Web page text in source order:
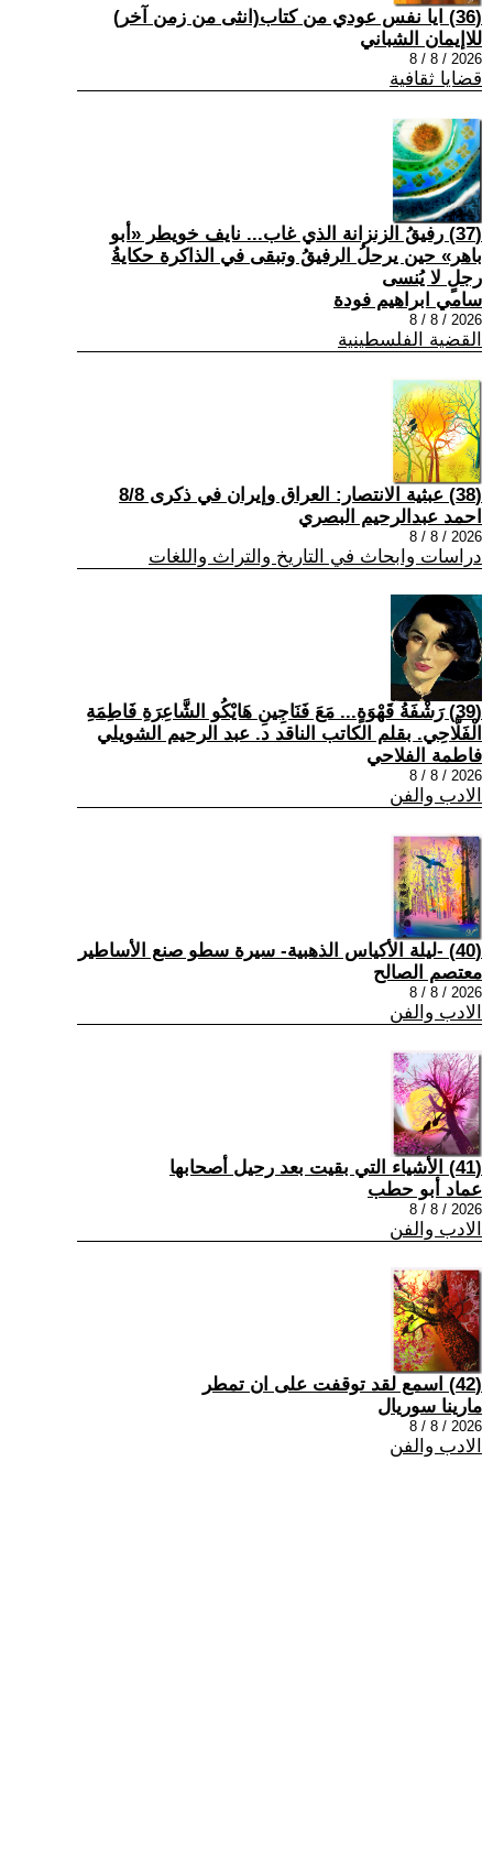
(36) ايا نفس عودي من كتاب(انثى من زمن آخر)
للاإيمان الشباني
2026 / 8 / 8
قضايا ثقافية
(37) رفيقُ الزنزانة الذي غاب... نايف خويطر «أبو
باهر» حين يرحلُ الرفيقُ وتبقى في الذاكرة حكايةُ
رجلٍ لا يُنسى
سامي ابراهيم فودة
2026 / 8 / 8
القضية الفلسطينية
(38) عبثية الانتصار: العراق وإيران في ذكرى 8/8
احمد عبدالرحيم البصري
2026 / 8 / 8
دراسات وابحاث في التاريخ والتراث واللغات
(39) رَشْفَةُ قَهْوَةٍ... مَعَ فَنَاجِينِ هَايْكُو الشَّاعِرَةِ فَاطِمَةِ
الْفَلَّاحِي. بقلم الكاتب الناقد د. عبد الرحيم الشويلي
فاطمة الفلاحي
2026 / 8 / 8
الادب والفن
(40) -ليلة الأكياس الذهبية- سيرة سطو صنع الأساطير
معتصم الصالح
2026 / 8 / 8
الادب والفن
(41) الأشياء التي بقيت بعد رحيل أصحابها
عماد أبو حطب
2026 / 8 / 8
الادب والفن
(42) اسمع لقد توقفت على ان تمطر
مارينا سوريال
2026 / 8 / 8
الادب والفن